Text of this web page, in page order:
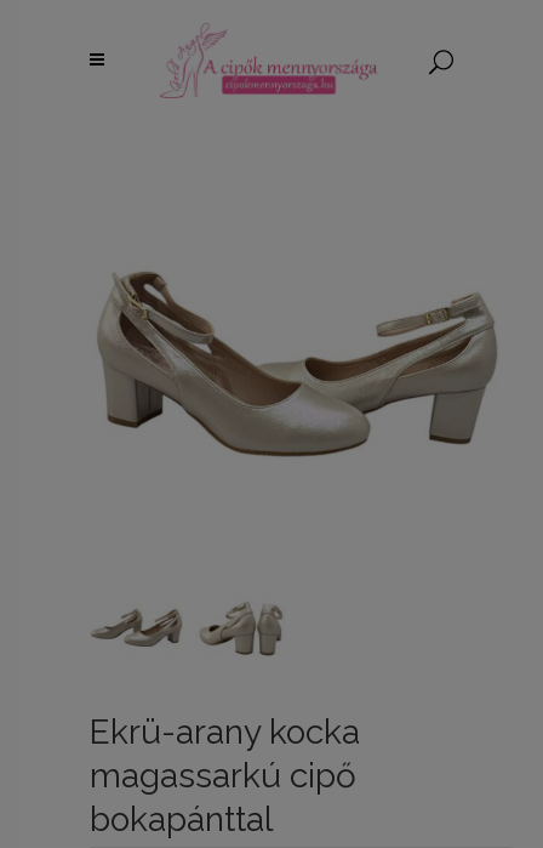
Ekrü-arany kocka
magassarkú cipő
bokapánttal